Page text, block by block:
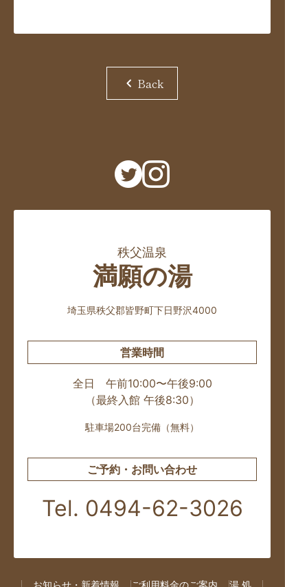
chevron_left Back
秩父温泉
満願の湯
埼玉県秩父郡皆野町下日野沢4000
営業時間
全日 午前10:00〜午後9:00
（最終入館 午後8:30）
駐車場200台完備（無料）
ご予約・お問い合わせ
Tel. 0494-62-3026
お知らせ・新着情報 ご利用料金のご案内 湯 処